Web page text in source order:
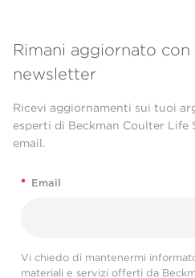
Rimani aggiornato con
newsletter
Ricevi aggiornamenti sui tuoi
esperti di Beckman Coulter Life
email.
* Email
Vi chiedo di mantenermi
materiali e servizi offerti da